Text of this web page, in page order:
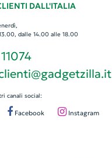
DALL'ITALIA
dalle 14.00 alle 18.00
canali social:
Facebook Instagram